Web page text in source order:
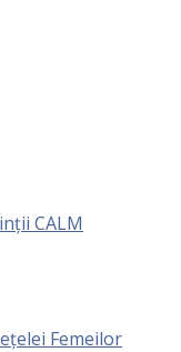
CALM
Femeilor